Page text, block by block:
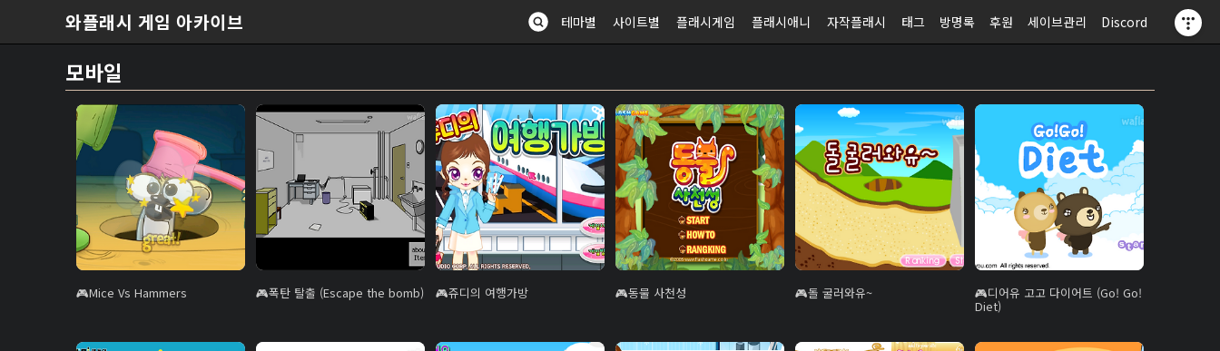
와플래시 게임 아카이브 테마별 사이트별 플래시게임 플래시애니 자작플래시 태그 방명록 후원 세이브관리 Discord
모바일
Mice Vs Hammers 폭탄 탈출 (Escape the bomb) 쥬디의 여행가방 동물 사천성 돌 굴러와유~ 디어유 고고 다이어트 (Go! Go!
Diet)